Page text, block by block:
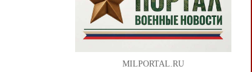
MILPORTAL.RU